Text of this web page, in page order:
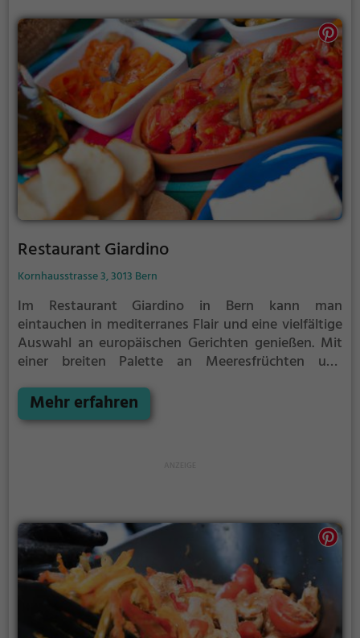
Stunden im Freien ein und das Weinangebot rundet
das kulinarische Erlebnis ab. Hier kann man sich
verzaubern lassen und das Leben in vollen Zügen
genießen.
Restaurant Giardino
Kornhausstrasse 3, 3013 Bern
Im Restaurant Giardino in Bern kann man
eintauchen in mediterranes Flair und eine vielfältige
Auswahl an europäischen Gerichten genießen. Mit
einer breiten Palette an Meeresfrüchten und
Geschmack das Richtige. Auch für Cocktail-
Liebhaber ist gesorgt, mit einer umfangreichen
Mehr erfahren